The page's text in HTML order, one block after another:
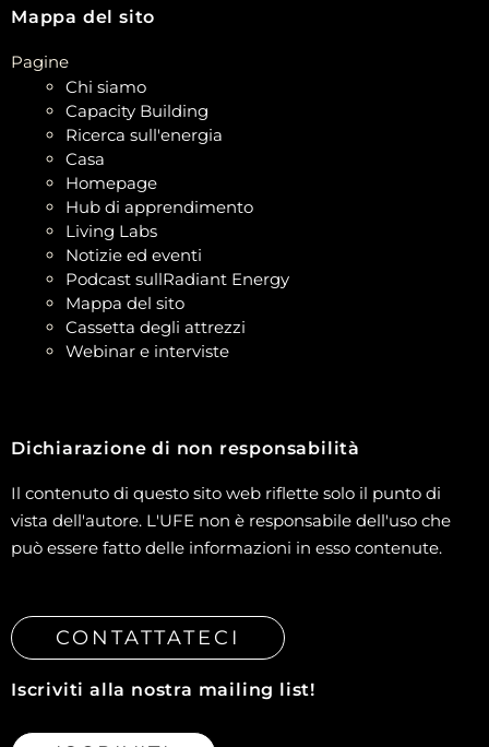
Mappa del sito
Pagine
Chi siamo
Capacity Building
Ricerca sull'energia
Casa
Homepage
Hub di apprendimento
Living Labs
Notizie ed eventi
Podcast sullRadiant Energy
Mappa del sito
Cassetta degli attrezzi
Webinar e interviste
Dichiarazione di non responsabilità
Il contenuto di questo sito web riflette solo il punto di
vista dell'autore. L'UFE non è responsabile dell'uso che
può essere fatto delle informazioni in esso contenute.
CONTATTATECI
Iscriviti alla nostra mailing list!